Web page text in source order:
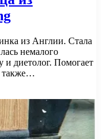
из Англии. Стала
немалого
и диетолог. Помогает
также…